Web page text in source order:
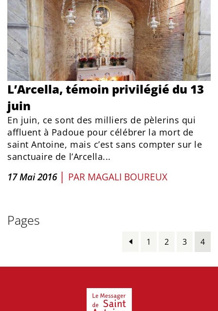
L’Arcella, témoin privilégié du 13
juin
En juin, ce sont des milliers de pèlerins qui
affluent à Padoue pour célébrer la mort de
saint Antoine, mais c’est sans compter sur le
sanctuaire de l’Arcella...
17 Mai 2016 | PAR MAGALI BOUREUX
Pages
1 2 3 4